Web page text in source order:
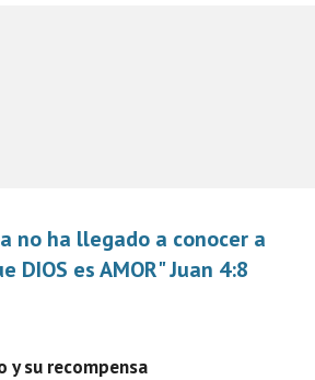
no ha llegado a conocer a
DIOS es AMOR" Juan 4:8
y su recompensa